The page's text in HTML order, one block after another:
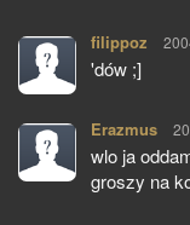
filippoz
'dów ;]
Erazmus
wlo ja
groszy na